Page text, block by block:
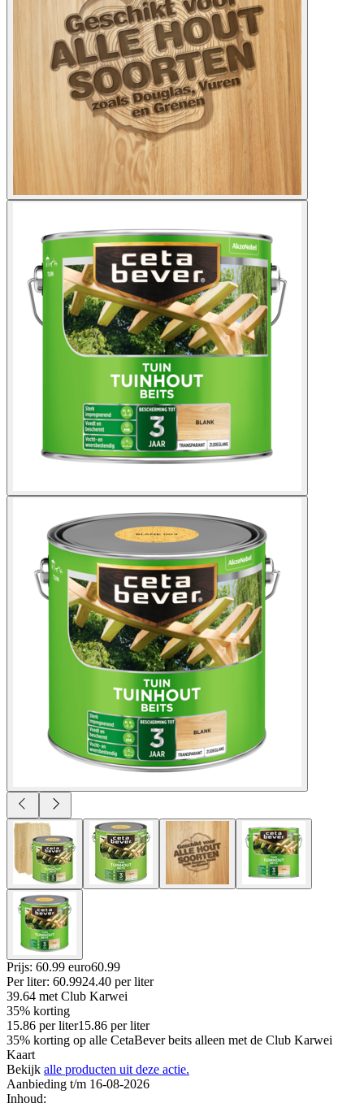
Prijs: 60.99 euro60.99
Per liter: 60.9924.40 per liter
39.64 met Club Karwei
35% korting
15.86 per liter15.86 per liter
35% korting op alle CetaBever beits alleen met de Club Karwei
Kaart
Bekijk alle producten uit deze actie.
Aanbieding t/m 16-08-2026
Inhoud: